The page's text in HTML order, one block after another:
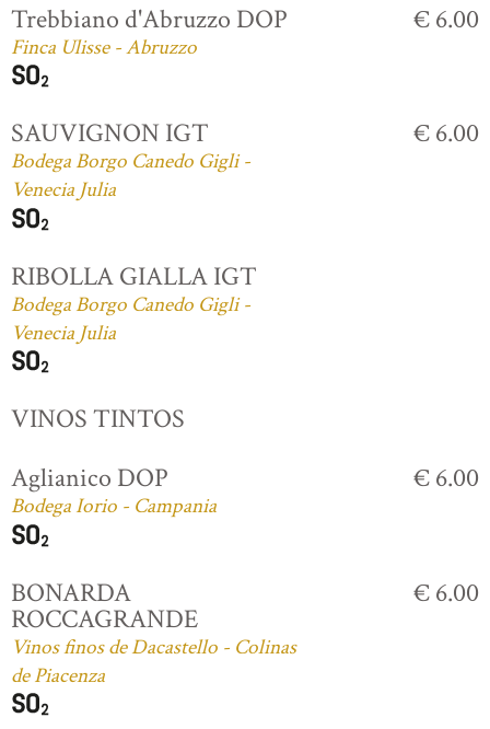
Trebbiano d'Abruzzo DOP
Finca Ulisse - Abruzzo
€ 6.00
SAUVIGNON IGT
Bodega Borgo Canedo Gigli -
Venecia Julia
€ 6.00
RIBOLLA GIALLA IGT
Bodega Borgo Canedo Gigli -
Venecia Julia
VINOS TINTOS
Aglianico DOP
Bodega Iorio - Campania
€ 6.00
BONARDA
ROCCAGRANDE
Vinos finos de Dacastello - Colinas
de Piacenza
€ 6.00